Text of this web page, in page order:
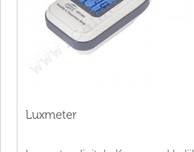
Luxmeter